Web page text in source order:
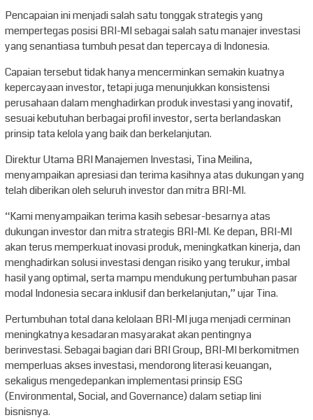
Pencapaian ini menjadi salah satu tonggak strategis yang
mempertegas posisi BRI-MI sebagai salah satu manajer investasi
yang senantiasa tumbuh pesat dan tepercaya di Indonesia.
Capaian tersebut tidak hanya mencerminkan semakin kuatnya
kepercayaan investor, tetapi juga menunjukkan konsistensi
perusahaan dalam menghadirkan produk investasi yang inovatif,
sesuai kebutuhan berbagai profil investor, serta berlandaskan
prinsip tata kelola yang baik dan berkelanjutan.
Direktur Utama BRI Manajemen Investasi, Tina Meilina,
menyampaikan apresiasi dan terima kasihnya atas dukungan yang
telah diberikan oleh seluruh investor dan mitra BRI-MI.
“Kami menyampaikan terima kasih sebesar-besarnya atas
dukungan investor dan mitra strategis BRI-MI. Ke depan, BRI-MI
akan terus memperkuat inovasi produk, meningkatkan kinerja, dan
menghadirkan solusi investasi dengan risiko yang terukur, imbal
hasil yang optimal, serta mampu mendukung pertumbuhan pasar
modal Indonesia secara inklusif dan berkelanjutan,” ujar Tina.
Pertumbuhan total dana kelolaan BRI-MI juga menjadi cerminan
meningkatnya kesadaran masyarakat akan pentingnya
berinvestasi. Sebagai bagian dari BRI Group, BRI-MI berkomitmen
memperluas akses investasi, mendorong literasi keuangan,
sekaligus mengedepankan implementasi prinsip ESG
(Environmental, Social, and Governance) dalam setiap lini
bisnisnya.